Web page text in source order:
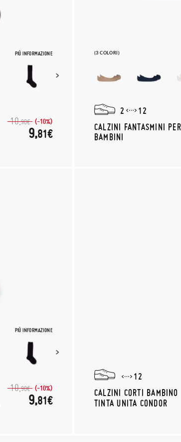
PIÙ INFORMAZIONE
10,90€ (-10%)
9,81€
(3 COLORI)
2
12
CALZINI FANTASMINI PER
BAMBINI
PIÙ INFORMAZIONE
10,90€ (-10%)
9,81€
12
CALZINI CORTI BAMBINO
TINTA UNITA CONDOR